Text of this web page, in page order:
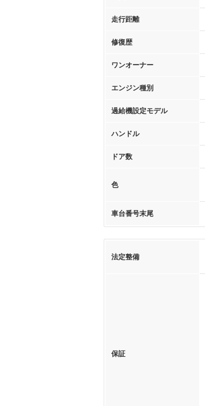
走行距離
修復歴
ワンオーナー
エンジン種別
過給機設定モデル
ハンドル
ドア数
色
車台番号末尾
法定整備
保証